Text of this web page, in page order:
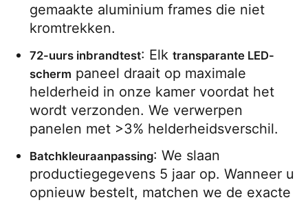
gemaakte aluminium frames die niet
kromtrekken.
72-uurs inbrandtest: Elk transparante LED-
scherm paneel draait op maximale
helderheid in onze kamer voordat het
wordt verzonden. We verwerpen
panelen met >3% helderheidsverschil.
Batchkleuraanpassing: We slaan
productiegegevens 5 jaar op. Wanneer u
opnieuw bestelt, matchen we de exacte